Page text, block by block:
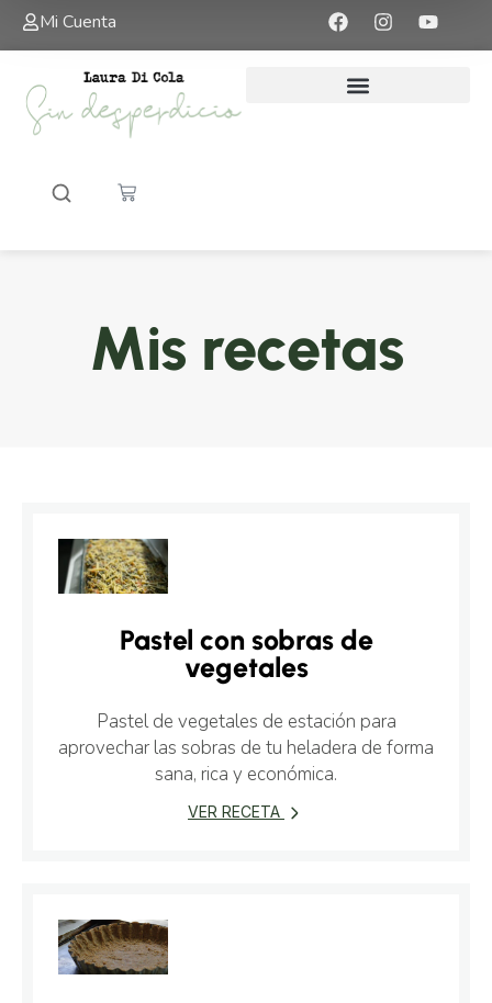
Mi Cuenta
Mis recetas
Pastel con sobras de
vegetales
Pastel de vegetales de estación para
aprovechar las sobras de tu heladera de forma
sana, rica y económica.
VER RECETA